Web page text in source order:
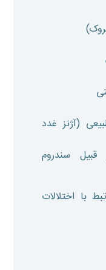
(آژنز غدد
قبیل سندروم
با اختلالات